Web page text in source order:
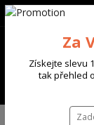
+420 702 136 620
Za
Získejte slevu
tak přehled